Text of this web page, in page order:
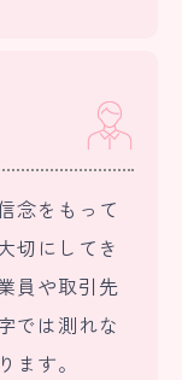
念をもって
切にしてき
員や取引先
では測れな
ます。